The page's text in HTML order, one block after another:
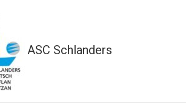
ASC Schlanders